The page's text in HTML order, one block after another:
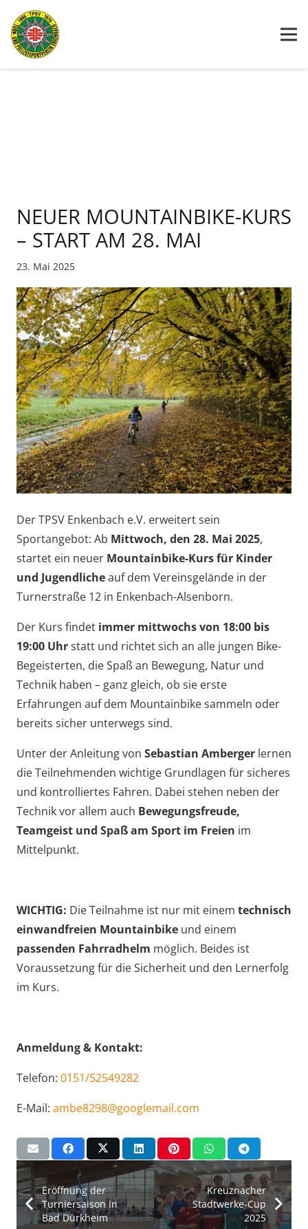
NEUER MOUNTAINBIKE-KURS
– START AM 28. MAI
23. Mai 2025
Der TPSV Enkenbach e.V. erweitert sein
Sportangebot: Ab Mittwoch, den 28. Mai 2025,
startet ein neuer Mountainbike-Kurs für Kinder
und Jugendlicheauf dem Vereinsgelände in der
Turnerstraße 12 in Enkenbach-Alsenborn.
Der Kurs findet immer mittwochs von 18:00 bis
19:00 Uhrstatt und richtet sich an alle jungen Bike-
Begeisterten, die Spaß an Bewegung, Natur und
Technik haben – ganz gleich, ob sie erste
Erfahrungen auf dem Mountainbike sammeln oder
bereits sicher unterwegs sind.
Unter der Anleitung von Sebastian Amberger lernen
die Teilnehmenden wichtige Grundlagen für sicheres
und kontrolliertes Fahren. Dabei stehen neben der
Technik vor allem auch Bewegungsfreude,
Teamgeist und Spaß am Sport im Freien im
Mittelpunkt.
WICHTIG: Die Teilnahme ist nur mit einem technisch
einwandfreien Mountainbike und einem
passenden Fahrradhelm möglich. Beides ist
Voraussetzung für die Sicherheit und den Lernerfolg
im Kurs.
Anmeldung & Kontakt:
Telefon: 0151/52549282
E-Mail: ambe8298@googlemail.com
Eröffnung der
Turniersaison in
Bad Dürkheim
Kreuznacher
Stadtwerke-Cup
2025